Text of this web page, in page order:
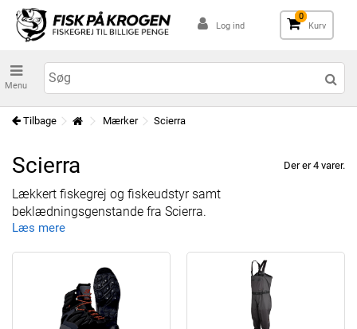
Log ind
0
Kurv
Menu
Tilbage Mærker Scierra
Scierra Der er 4 varer.
Lækkert fiskegrej og fiskeudstyr samt
beklædningsgenstande fra Scierra.
Læs mere